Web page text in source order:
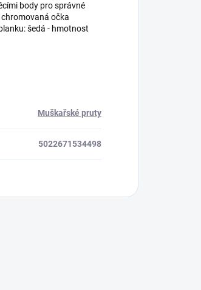
body pro správné
očka
šedá - hmotnost
Muškařské pruty
5022671534498